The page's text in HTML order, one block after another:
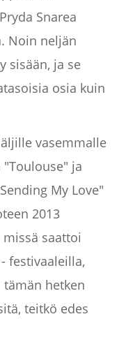
Snarea
Noin neljän
sisään, ja se
osia kuin
vasemmalle
ja
My Love"
2013
saattoi
festivaaleilla,
hetken
teitkö edes